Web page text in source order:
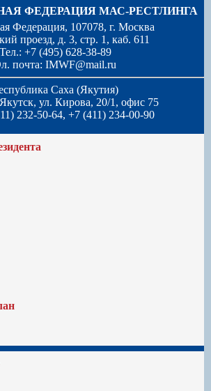
ФЕДЕРАЦИЯ МАС-РЕСТЛИНГА
Федерация, 107078, г. Москва
проезд, д. 3, стр. 1, каб. 611
Тел.: +7 (495) 628-38-89
почта: IMWF@mail.ru
Саха (Якутия)
ул. Кирова, 20/1, офис 75
232-50-64, +7 (411) 234-00-90